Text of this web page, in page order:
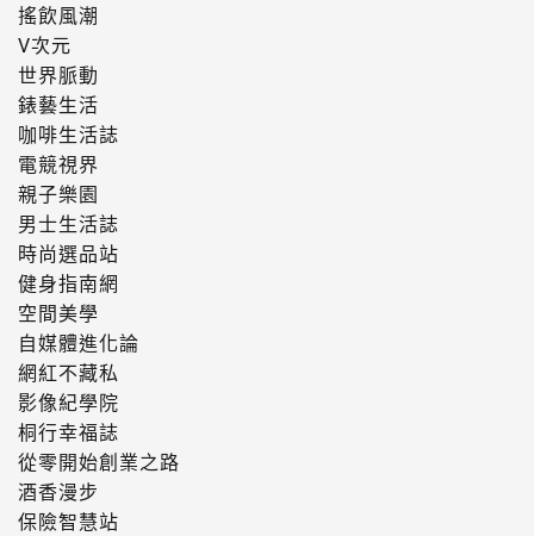
搖飲風潮
V次元
世界脈動
錶藝生活
咖啡生活誌
電競視界
親子樂園
男士生活誌
時尚選品站
健身指南網
空間美學
自媒體進化論
網紅不藏私
影像紀學院
桐行幸福誌
從零開始創業之路
酒香漫步
保險智慧站